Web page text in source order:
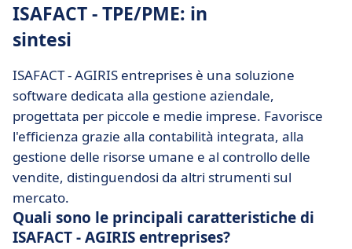
ISAFACT - TPE/PME: in
sintesi
ISAFACT - AGIRIS entreprises è una soluzione
software dedicata alla gestione aziendale,
progettata per piccole e medie imprese. Favorisce
l'efficienza grazie alla contabilità integrata, alla
gestione delle risorse umane e al controllo delle
vendite, distinguendosi da altri strumenti sul
mercato.
Quali sono le principali caratteristiche di
ISAFACT - AGIRIS entreprises?